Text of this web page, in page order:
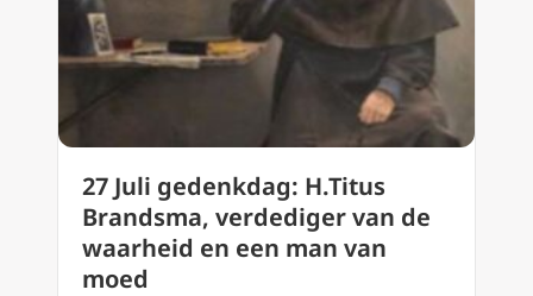
27 Juli gedenkdag: H.Titus
Brandsma, verdediger van de
waarheid en een man van
moed